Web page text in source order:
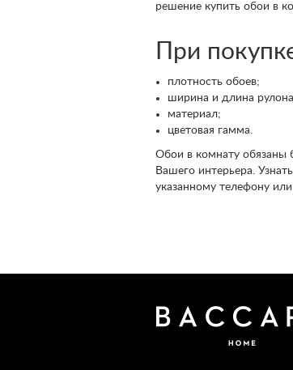
решение купить обои в
При
плотность обоев;
ширина и длина
материал;
цветовая гамма.
Обои в комнату обязаны
Вашего интерьера.
указанному телефону